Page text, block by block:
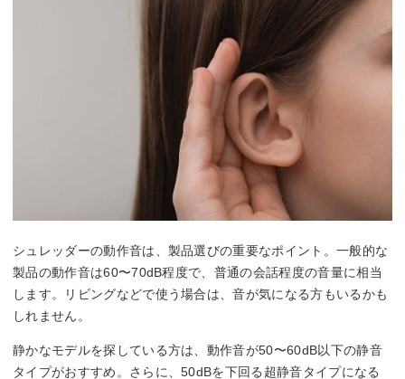
シュレッダーの動作音は、製品選びの重要なポイント。一般的な
製品の動作音は60〜70dB程度で、普通の会話程度の音量に相当
します。リビングなどで使う場合は、音が気になる方もいるかも
しれません。
静かなモデルを探している方は、動作音が50〜60dB以下の静音
タイプがおすすめ。さらに、50dBを下回る超静音タイプになる